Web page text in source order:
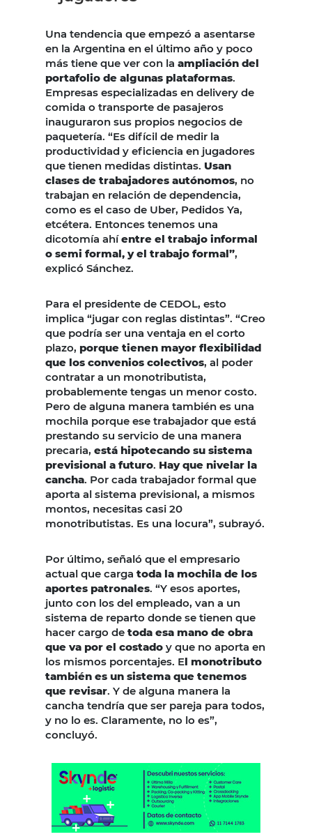
Una tendencia que empezó a asentarse
en la Argentina en el último año y poco
más tiene que ver con la ampliación del
portafolio de algunas plataformas.
Empresas especializadas en delivery de
comida o transporte de pasajeros
inauguraron sus propios negocios de
paquetería. “Es difícil de medir la
productividad y eficiencia en jugadores
que tienen medidas distintas. Usan
clases de trabajadores autónomos, no
trabajan en relación de dependencia,
como es el caso de Uber, Pedidos Ya,
etcétera. Entonces tenemos una
dicotomía ahíentre el trabajo informal
o semi formal, y el trabajo formal”,
explicó Sánchez.
Para el presidente de CEDOL, esto
implica “jugar con reglas distintas”. “Creo
que podría ser una ventaja en el corto
plazo, porque tienen mayor flexibilidad
que los convenios colectivos, al poder
contratar a un monotributista,
probablemente tengas un menor costo.
Pero de alguna manera también es una
mochila porque ese trabajador que está
prestando su servicio de una manera
precaria, está hipotecando su sistema
previsional a futuro. Hay que nivelar la
cancha. Por cada trabajador formal que
aporta al sistema previsional, a mismos
montos, necesitas casi 20
monotributistas. Es una locura”, subrayó.
Por último, señaló que el empresario
actual que carga toda la mochila de los
aportes patronales. “Y esos aportes,
junto con los del empleado, van a un
sistema de reparto donde se tienen que
hacer cargo de toda esa mano de obra
que va por el costado y que no aporta en
los mismos porcentajes. El monotributo
también es un sistema que tenemos
que revisar. Y de alguna manera la
cancha tendría que ser pareja para todos,
y no lo es. Claramente, no lo es”,
concluyó.